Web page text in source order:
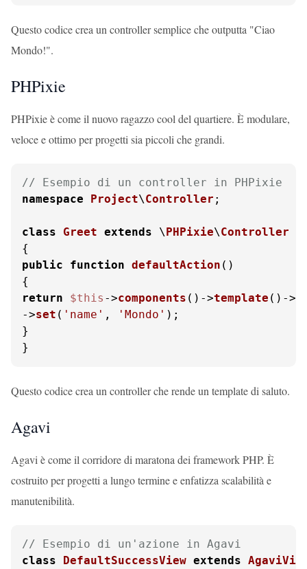
Questo codice crea un controller semplice che outputta "Ciao
Mondo!".
PHPixie
PHPixie è come il nuovo ragazzo cool del quartiere. È modulare,
veloce e ottimo per progetti sia piccoli che grandi.
// Esempio di un controller in PHPixie
namespace
Project\Controller ;
class Greet extends \PHPixie\Controller
public
function defaultAction (
return
$this ->components ()->template ()->
->set ( 'name' , 'Mondo' );
}
}
Questo codice crea un controller che rende un template di saluto.
Agavi
Agavi è come il corridore di maratona dei framework PHP. È
costruito per progetti a lungo termine e enfatizza scalabilità e
manutenibilità.
// Esempio di un'azione in Agavi
class
DefaultSuccessView extends